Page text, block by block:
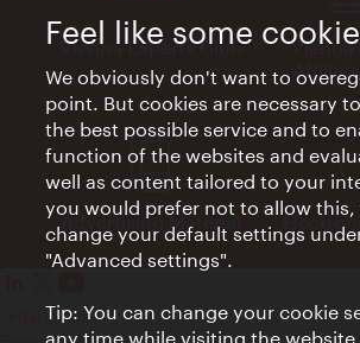
Vienna Experts Club
Vienna
Advertising Material
Legal notice
Feel like some
We obviously don't want to
point. But cookies are necessary
the best possible service and to
function of the websites and
well as content tailored to your
you would prefer not to allow this,
change your default settings
"Advanced settings".
Tip: You can change your cookie
any time while visiting the